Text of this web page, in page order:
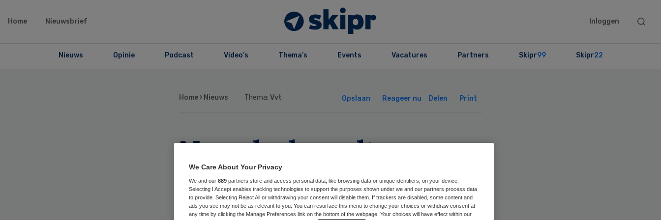
Home Nieuwsbrief Inloggen
Search
Nieuws Opinie Podcast Video’s Thema’s Events Vacatures Partners Skipr99 Skipr22
Home › Nieuws Thema:Vvt Opslaan Reageer nu Delen Print
Noorderbreedte mag
Revalidatie Friesland
overnemen
We Care About Your Privacy
We and our 889 partners store and access personal data, like browsing data or unique identifiers, on your device.
Selecting I Accept enables tracking technologies to support the purposes shown under we and our partners process data
to provide. Selecting Reject All or withdrawing your consent will disable them. If trackers are disabled, some content and
ads you see may not be as relevant to you. You can resurface this menu to change your choices or withdraw consent at
any time by clicking the Manage Preferences link on the bottom of the webpage. Your choices will have effect within our